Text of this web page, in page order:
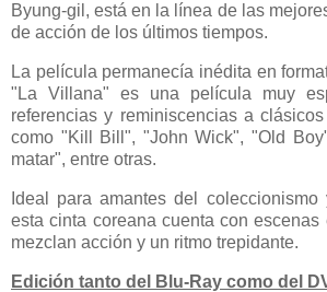
Byung-gil, está en la línea de las
de acción de los últimos tiempos.
La película permanecía inédita en
"La Villana" es una película muy
referencias y reminiscencias a
como "Kill Bill", "John Wick", "Old
matar", entre otras.
Ideal para amantes del
esta cinta coreana cuenta con escenas
mezclan acción y un ritmo trepidante.
Edición tanto del Blu-Ray como del